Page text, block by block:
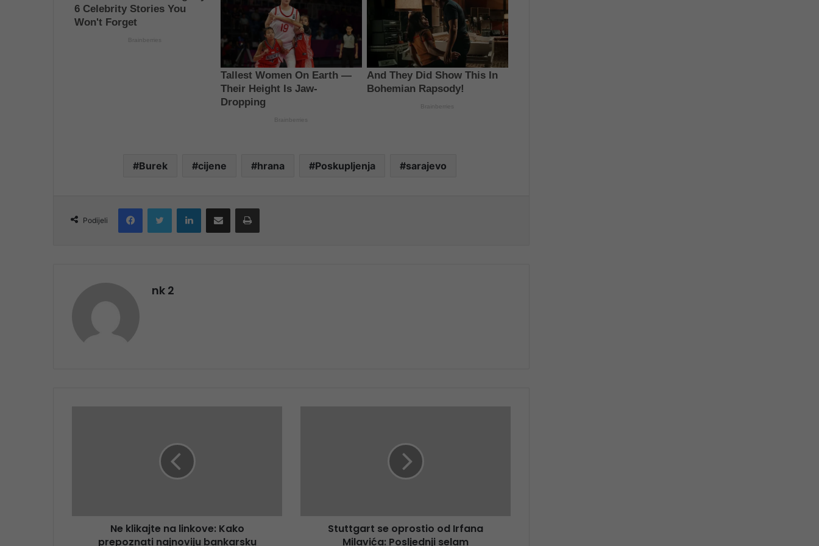
Burek cijene hrana Poskupljenja sarajevo
Podijeli
FacebookTwitter LinkedInShare via Email Print
nk 2
Ne klikajte na linkove: Kako
prepoznati najnoviju bankarsku
Stuttgart se oprostio od Irfana
Milavića: Posljednji selam